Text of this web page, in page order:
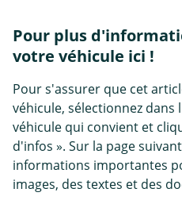
Pour plus
votre véhicule ici !
Pour s'assurer que cet
véhicule, sélectionnez dans
véhicule qui convient et
d'infos ». Sur la page
informations importantes
images, des textes et des